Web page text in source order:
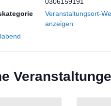
Veranstaltungsort-
anzeigen